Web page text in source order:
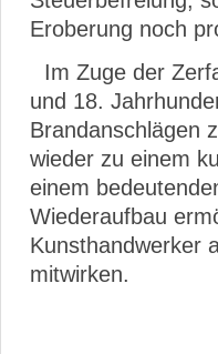
Eroberung noch
Im Zuge der
und 18.
Brandanschlägen
wieder zu einem
einem
Wiederaufbau
Kunsthandwerker
mitwirken.